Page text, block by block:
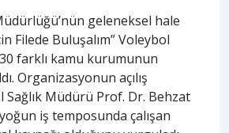
geleneksel hale
Filede Buluşalım” Voleybol
farklı kamu kurumunun
Organizasyonun açılış
Müdürü Prof. Dr. Behzat
iş temposunda çalışan